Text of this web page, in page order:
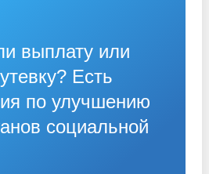
выплату или
Есть
по улучшению
социальной